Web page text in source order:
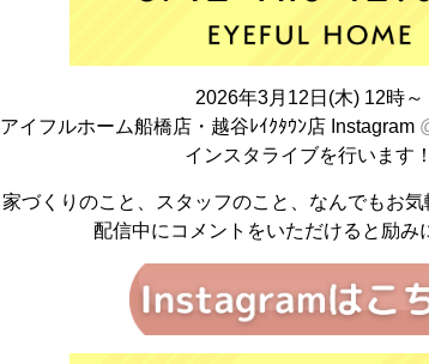
2026年3月12日(木) 12時～
アイフルホーム船橋店・越谷ﾚｲｸﾀｳﾝ店 Instagram
インスタライブを行います！
家づくりのこと、スタッフのこと、なんでもお気
配信中にコメントをいただけると励み